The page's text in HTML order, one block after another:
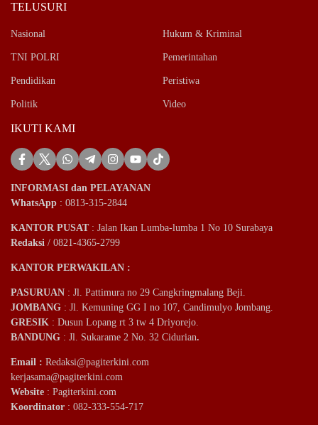
TELUSURI
Nasional Hukum & Kriminal
TNI POLRI Pemerintahan
Pendidikan Peristiwa
Politik Video
IKUTI KAMI
INFORMASI dan PELAYANAN
WhatsApp : 0813-315-2844
KANTOR PUSAT: Jalan Ikan Lumba-lumba 1 No 10 Surabaya
Redaksi / 0821-4365-2799
KANTOR PERWAKILAN :
PASURUAN : Jl. Pattimura no 29 Cangkringmalang Beji.
JOMBANG : Jl. Kemuning GG I no 107, Candimulyo Jombang.
GRESIK : Dusun Lopang rt 3 tw 4 Driyorejo.
BANDUNG : Jl. Sukarame 2 No. 32 Cidurian.
Email : Redaksi@pagiterkini.com
kerjasama@pagiterkini.com
Website : Pagiterkini.com
Koordinator : 082-333-554-717